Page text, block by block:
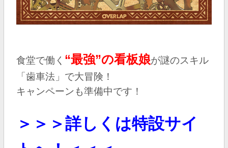
食堂で働く “最強”の看板娘が謎のスキル
「歯車法」で大冒険！
キャンペーンも準備中です！
＞＞＞詳しくは特設サイ